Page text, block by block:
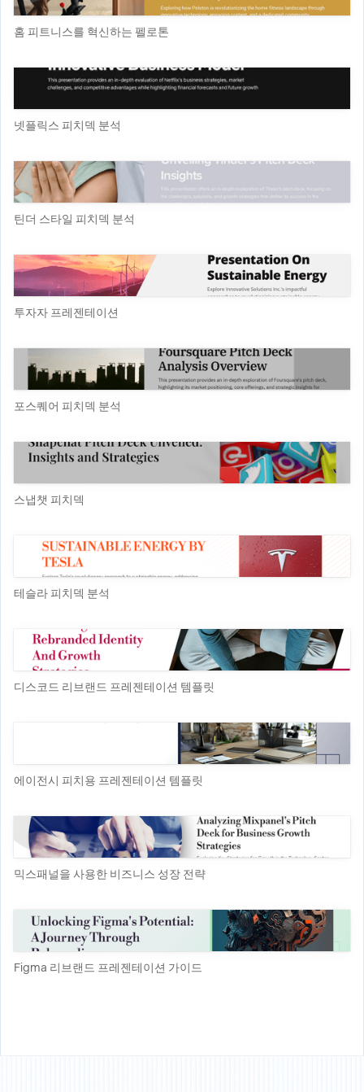
홈 피트니스를 혁신하는 펠로톤
넷플릭스 피치덱 분석
틴더 스타일 피치덱 분석
투자자 프레젠테이션
포스퀘어 피치덱 분석
스냅챗 피치덱
테슬라 피치덱 분석
디스코드 리브랜드 프레젠테이션 템플릿
에이전시 피치용 프레젠테이션 템플릿
믹스패널을 사용한 비즈니스 성장 전략
Figma 리브랜드 프레젠테이션 가이드